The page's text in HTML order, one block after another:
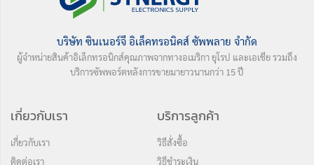
บริษัท ซินเนอร์จี อิเล็คทรอนิคส์ ซัพพลาย จำกัด
ผู้จำหน่ายสินค้าอิเล็กทรอนิกส์คุณภาพจากทางอเมริกา ยุโรป และเอเชีย รวมถึง
บริการซัพพอร์ตหลังการขายมายาวนานกว่า 15 ปี
เกี่ยวกับเรา
เกี่ยวกับเรา
ติดต่อเรา
บริการลูกค้า
วิธีสั่งซื้อ
วิธีชำระเงิน